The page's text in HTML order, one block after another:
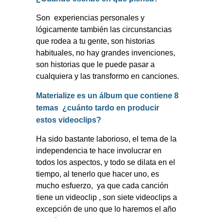
Son experiencias personales y
lógicamente también las circunstancias
que rodea a tu gente, son historias
habituales, no hay grandes invenciones,
son historias que le puede pasar a
cualquiera y las transformo en canciones.
Materialize es un álbum que contiene 8
temas ¿cuánto tardo en producir
estos videoclips?
Ha sido bastante laborioso, el tema de la
independencia te hace involucrar en
todos los aspectos, y todo se dilata en el
tiempo, al tenerlo que hacer uno, es
mucho esfuerzo, ya que cada canción
tiene un videoclip , son siete videoclips a
excepción de uno que lo haremos el año